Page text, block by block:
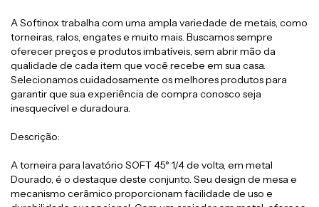
A Softinox trabalha com uma ampla variedade de metais, como
torneiras, ralos, engates e muito mais. Buscamos sempre
oferecer preços e produtos imbatíveis, sem abrir mão da
qualidade de cada item que você recebe em sua casa.
Selecionamos cuidadosamente os melhores produtos para
garantir que sua experiência de compra conosco seja
inesquecível e duradoura.
Descrição:
A torneira para lavatório SOFT 45° 1/4 de volta, em metal
Dourado, é o destaque deste conjunto. Seu design de mesa e
mecanismo cerâmico proporcionam facilidade de uso e